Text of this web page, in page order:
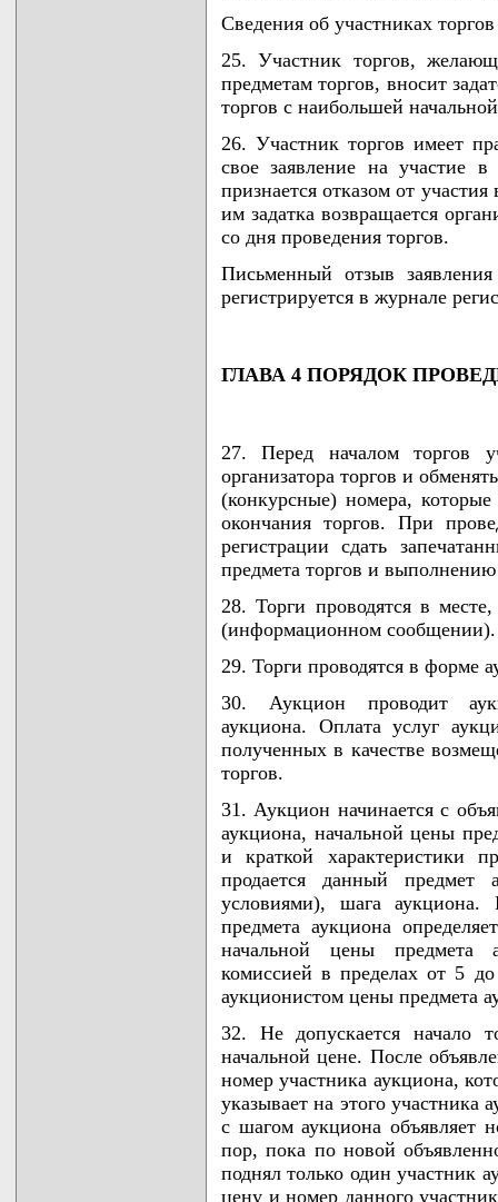
Сведения об участниках
25. Участник торгов,
предметам торгов, вносит
торгов с наибольшей
26. Участник торгов имеет
свое заявление на участие
признается отказом от
им задатка возвращается
со дня проведения торгов.
Письменный отзыв
регистрируется в журнале
ГЛАВА 4 ПОРЯДОК
27. Перед началом торгов
организатора торгов и
(конкурсные) номера, которые
окончания торгов. При
регистрации сдать
предмета торгов и
28. Торги проводятся в
(информационном сообщении).
29. Торги проводятся в форме
30. Аукцион проводит
аукциона. Оплата услуг
полученных в качестве
торгов.
31. Аукцион начинается с
аукциона, начальной цены
и краткой характеристики
продается данный предмет
условиями), шага аукциона.
предмета аукциона
начальной цены предмета
комиссией в пределах от 5
аукционистом цены предмета
32. Не допускается начало
начальной цене. После
номер участника аукциона,
указывает на этого участника
с шагом аукциона объявляет
пор, пока по новой
поднял только один участник
цену и номер данного